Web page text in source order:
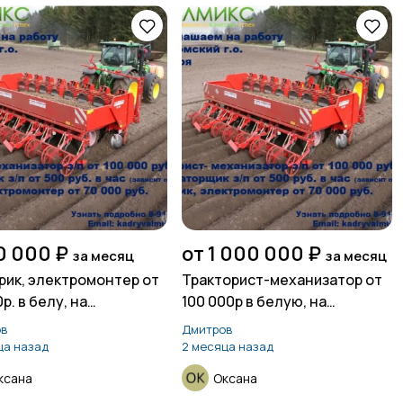
000 ₽ за месяц
электромонтер от
в белу, на
Талдом
назад
от 1 000 000 ₽ за месяц
Тракторист-механизатор от
100 000р в белую, на
испытательный срок
Дмитров
2 месяца назад
Оксана